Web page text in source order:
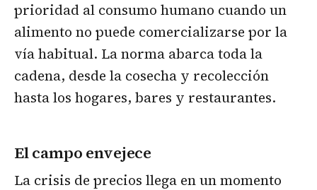
prioridad al consumo humano cuando un
alimento no puede comercializarse por la
vía habitual. La norma abarca toda la
cadena, desde la cosecha y recolección
hasta los hogares, bares y restaurantes.
El campo envejece
La crisis de precios llega en un momento